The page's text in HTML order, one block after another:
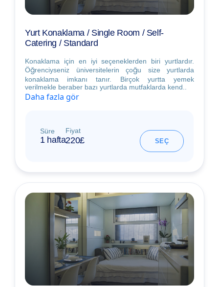
Yurt Konaklama / Single Room / Self-
Catering / Standard
Konaklama için en iyi seçeneklerden biri yurtlardır.
Öğrenciyseniz üniversitelerin çoğu size yurtlarda
konaklama imkanı tanır. Birçok yurtta yemek
verilmekle beraber bazı yurtlarda mutfaklarda kend..
Daha fazla gör
Süre
1 hafta
Fiyat
220£ SEÇ